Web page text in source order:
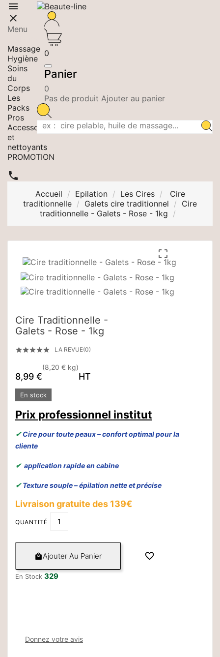


Menu
Massage
Hygiène
Soins
du
Corps
Les
Packs
Pros
Accessoires
et
nettoyants
PROMOTION

0
Panier
0
Pas de produit Ajouter au panier
Accueil Epilation Les Cires
Cire
traditionnelle
Galets cire traditionnel
Cire
traditionnelle - Galets - Rose - 1kg

Cire Traditionnelle -
Galets - Rose - 1kg
 LA REVUE(0)
8,99 €
(8,20 € kg)
HT
En stock
Prix professionnel institut
✔Cire pour toute peaux – confort optimal pour la
cliente
✔application rapide en cabine
✔Texture souple – épilation nette et précise
Livraison gratuite des 139€
QUANTITÉ
Ajouter Au Panier 
En Stock 329
Donnez votre avis